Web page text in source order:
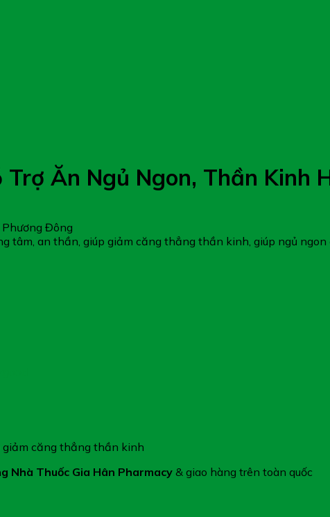
Trợ Ăn Ngủ Ngon, Thần Kinh
Đông
tâm, an thần, giúp giảm căng thẳng thần kinh, giúp ngủ ngon
giảm căng thẳng thần kinh
Nhà Thuốc Gia Hân Pharmacy & giao hàng trên toàn quốc